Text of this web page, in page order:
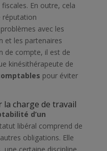
En outre, cela
réputation
avec les
et les partenaires
de compte, il est de
kinésithérapeute de
pour éviter
charge de travail
d’un
libéral comprend de
obligations. Elle